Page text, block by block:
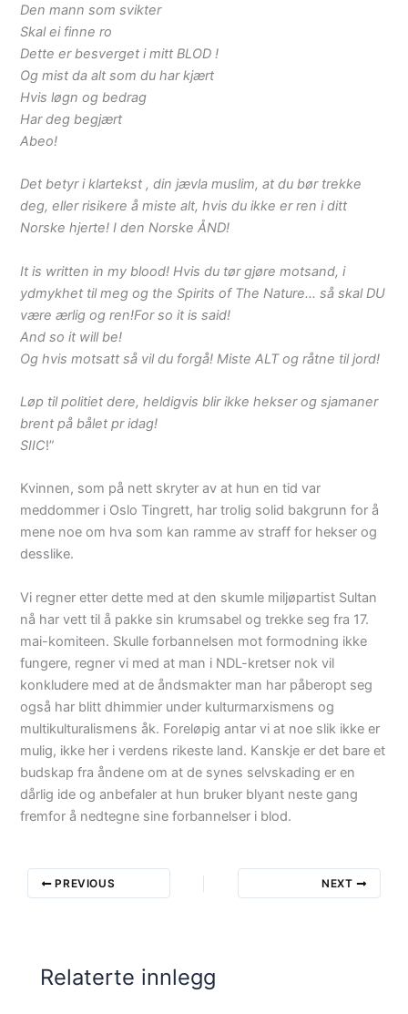
Den mann som svikter
Skal ei finne ro
Dette er besverget i mitt BLOD !
Og mist da alt som du har kjært
Hvis løgn og bedrag
Har deg begjært
Abeo!
Det betyr i klartekst , din jævla muslim, at du bør trekke
deg, eller risikere å miste alt, hvis du ikke er ren i ditt
Norske hjerte! I den Norske ÅND!
It is written in my blood! Hvis du tør gjøre motsand, i
ydmykhet til meg og the Spirits of The Nature… så skal DU
være ærlig og ren!For so it is said!
And so it will be!
Og hvis motsatt så vil du forgå! Miste ALT og råtne til jord!
Løp til politiet dere, heldigvis blir ikke hekser og sjamaner
brent på bålet pr idag!
SIIC!”
Kvinnen, som på nett skryter av at hun en tid var
meddommer i Oslo Tingrett, har trolig solid bakgrunn for å
mene noe om hva som kan ramme av straff for hekser og
desslike.
Vi regner etter dette med at den skumle miljøpartist Sultan
nå har vett til å pakke sin krumsabel og trekke seg fra 17.
mai-komiteen. Skulle forbannelsen mot formodning ikke
fungere, regner vi med at man i NDL-kretser nok vil
konkludere med at de åndsmakter man har påberopt seg
også har blitt dhimmier under kulturmarxismens og
multikulturalismens åk. Foreløpig antar vi at noe slik ikke er
mulig, ikke her i verdens rikeste land. Kanskje er det bare et
budskap fra åndene om at de synes selvskading er en
dårlig ide og anbefaler at hun bruker blyant neste gang
fremfor å nedtegne sine forbannelser i blod.
PREVIOUS NEXT
Relaterte innlegg